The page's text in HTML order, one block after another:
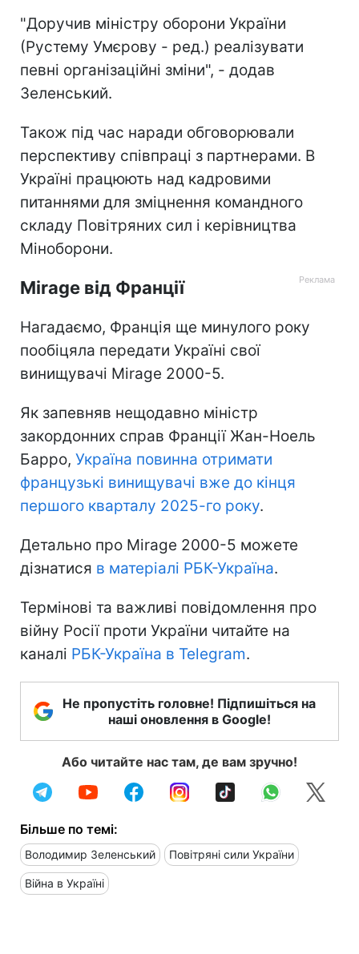
"Доручив міністру оборони України
(Рустему Умєрову - ред.) реалізувати
певні організаційні зміни", - додав
Зеленський.
Також під час наради обговорювали
перспективу співпраці з партнерами. В
Україні працюють над кадровими
питаннями для зміцнення командного
складу Повітряних сил і керівництва
Міноборони.
Mirage від Франції
Нагадаємо, Франція ще минулого року
пообіцяла передати Україні свої
винищувачі Mirage 2000-5.
Як запевняв нещодавно міністр
закордонних справ Франції Жан-Ноель
Барро, Україна повинна отримати
французькі винищувачі вже до кінця
першого кварталу 2025-го року.
Детально про Mirage 2000-5 можете
дізнатися в матеріалі РБК-Україна.
Термінові та важливі повідомлення про
війну Росії проти України читайте на
каналі РБК-Україна в Telegram.
Не пропустіть головне! Підпишіться на
наші оновлення в Google!
Або читайте нас там, де вам зручно!
Більше по темі:
Володимир Зеленський Повітряні сили України
Війна в Україні